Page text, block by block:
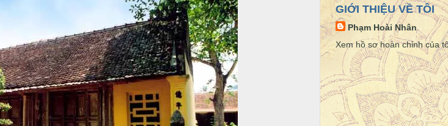
GIỚI THIỆU VỀ TÔI
Phạm Hoài Nhân
Xem hồ sơ hoàn chỉnh của